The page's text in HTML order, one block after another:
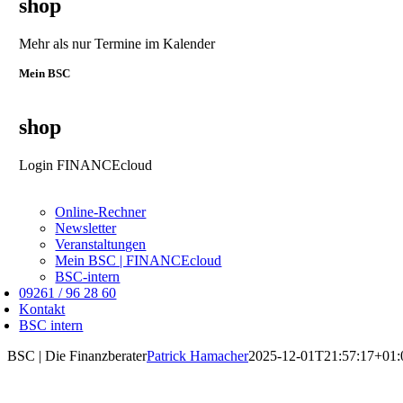
shop
Mehr als nur Termine im Kalender
Mein BSC
shop
Login FINANCEcloud
Online-Rechner
Newsletter
Veranstaltungen
Mein BSC | FINANCEcloud
BSC-intern
09261 / 96 28 60
Kontakt
BSC intern
BSC | Die FinanzberaterPatrick Hamacher2025-12-